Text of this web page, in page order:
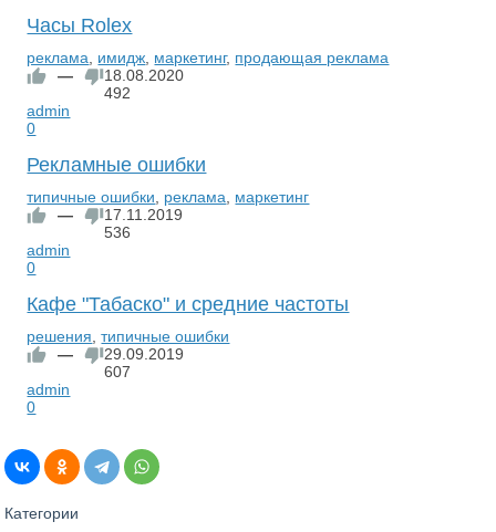
Часы Rolex
реклама имидж маркетинг, продающая реклама
—
18.08.2020
492
admin
0
Рекламные ошибки
типичные ошибки реклама
маркетинг
—
17.11.2019
536
admin
0
Кафе "Табаско" и средние частоты
решения ,типичные ошибки
—
29.09.2019
607
admin
0
Категории